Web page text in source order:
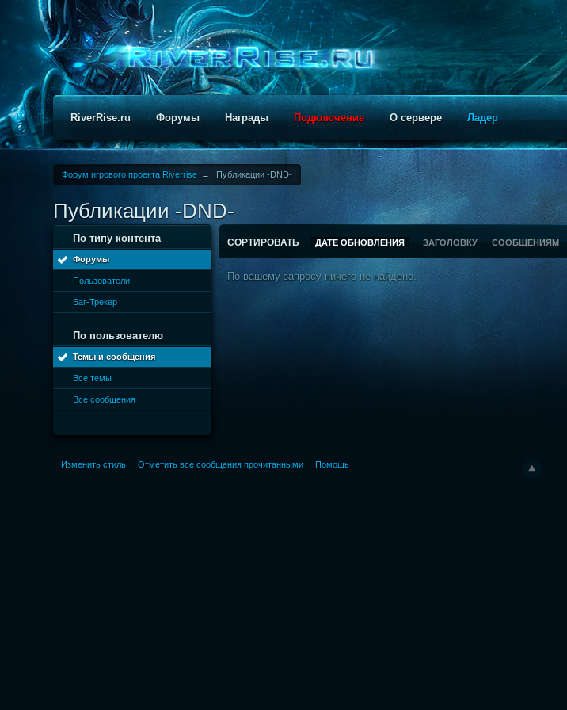
RiverRise.ru Форумы Награды Подключение О сервере Ладер
Форум игрового проекта Riverrise → Публикации -DND-
Публикации -DND-
По типу контента
Форумы
Пользователи
Баг-Трекер
По пользователю
Темы и сообщения
Все темы
Все сообщения
СОРТИРОВАТЬ ДАТЕ ОБНОВЛЕНИЯ ЗАГОЛОВКУ СООБЩЕНИЯМ
По вашему запросу ничего не найдено.
Изменить стиль Отметить все сообщения прочитанными Помощь